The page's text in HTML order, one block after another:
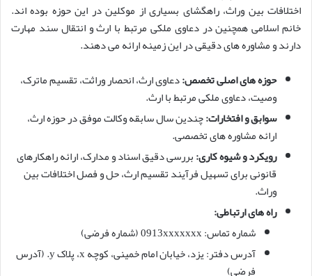
اختلافات بین وراث، راهگشای بسیاری از موکلین در این حوزه بوده اند.
خانم اسلامی همچنین در دعاوی ملکی مرتبط با ارث و انتقال سند مهارت
دارند و مشاوره های دقیقی در این زمینه ارائه می دهند.
حوزه های اصلی تخصص:دعاوی ارث، انحصار وراثت، تقسیم ماترک،
وصیت، دعاوی ملکی مرتبط با ارث.
سوابق و افتخارات:چندین سال سابقه وکالت موفق در حوزه ارث،
ارائه مشاوره های تخصصی.
رویکرد و شیوه کاری:بررسی دقیق اسناد و مدارک، ارائه راهکارهای
قانونی برای تسهیل فرآیند تقسیم ارث، حل و فصل اختلافات بین
وراث.
راه های ارتباطی:
شماره تماس: 0913xxxxxxx (شماره فرضی)
آدرس دفتر: یزد، خیابان امام خمینی، کوچه x، پلاک y. (آدرس
فرضی)